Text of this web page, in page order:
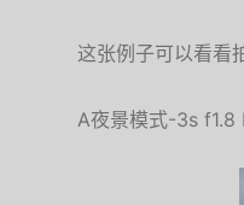
这张例子可以看看
A夜景模式-3s f1.8